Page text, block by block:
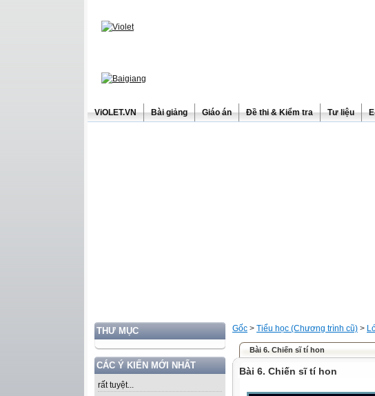
ViOLET.VN Bài giảng Giáo án Đề thi & Kiểm tra Tư liệu
THƯ MỤC
CÁC Ý KIẾN MỚI NHẤT
rất tuyệt...
Gốc > Tiểu học (Chương trình cũ) >
Bài 6. Chiến sĩ tí hon
Bài 6. Chiến sĩ tí hon